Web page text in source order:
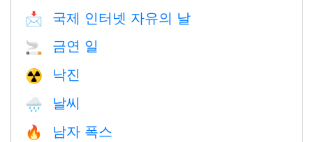
📩 국제 인터넷 자유의 날
🚬 금연 일
☢️ 낙진
🌧 날씨
🔥 남자 폭스